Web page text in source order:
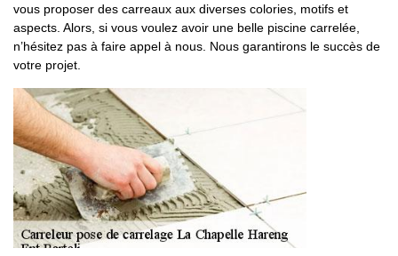
vous proposer des carreaux aux diverses colories, motifs et
aspects. Alors, si vous voulez avoir une belle piscine carrelée,
n’hésitez pas à faire appel à nous. Nous garantirons le succès de
votre projet.